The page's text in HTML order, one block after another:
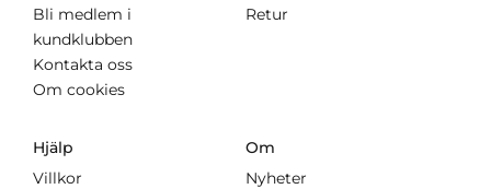
Bli medlem i
kundklubben
Kontakta oss
Om cookies
Retur
Hjälp
Villkor
Om
Nyheter